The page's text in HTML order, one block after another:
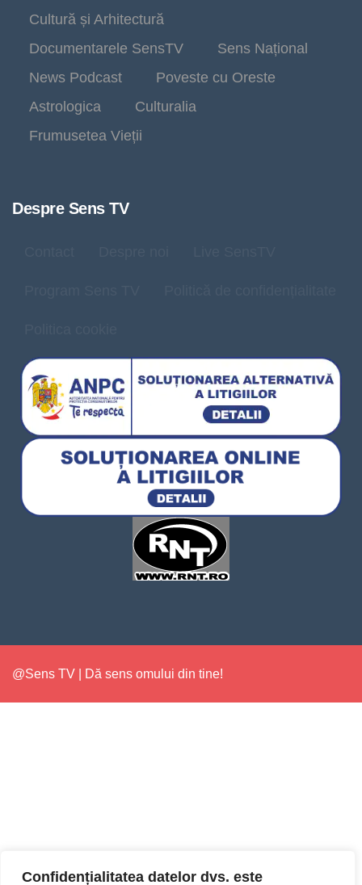
Confidențialitatea datelor dvs. este
Cultură și Arhitectură
Documentarele SensTV
Sens Național
News Podcast
Poveste cu Oreste
Astrologica
Culturalia
Frumusetea Vieții
Despre Sens TV
@Sens TV | Dă sens omului din tine!